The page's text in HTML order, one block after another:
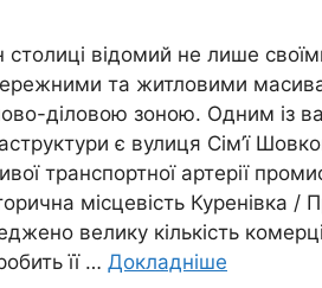
відомий не лише
та житловими
діловою зоною. Одним із
є вулиця Сім’ї
транспортної артерії
місцевість Куренівка /
велику кількість
її … Докладніше